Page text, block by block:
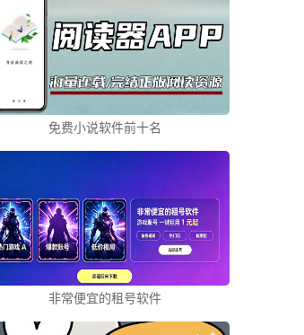
免费小说软件前十名
非常便宜的租号软件